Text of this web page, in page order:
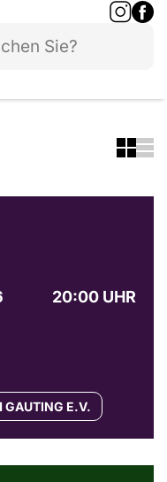
20:00 UHR
GAUTING E.V.